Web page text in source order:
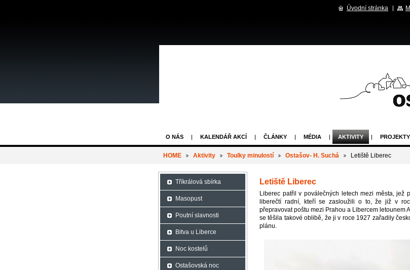
O NÁS KALENDÁŘ AKCÍ ČLÁNKY MÉDIA AKTIVITY PROJEKTY
HOME Aktivity Toulky minulostí Ostašov- H. Suchá Letiště Liberec
Letiště Liberec
Liberec patřil v poválečných letech mezi města,
liberečtí radní, kteří se zasloužili o to, že již v
přepravovat poštu mezi Prahou a Libercem letounem
se těšila takové oblibě, že ji v roce 1927 zařadily
plánu.
Tříkrálová sbírka
Masopust
Poutní slavnosti
Bitva u Liberce
Noc kostelů
Ostašovská noc
Úvodní stránka